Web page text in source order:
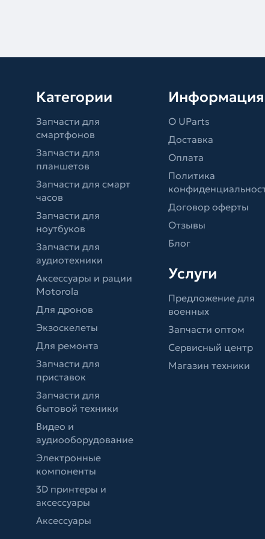
Категории
Запчасти для
смартфонов
Запчасти для
планшетов
Запчасти для смарт
часов
Запчасти для
ноутбуков
Запчасти для
аудиотехники
Аксессуары и рации
Motorola
Для дронов
Экзоскелеты
Для ремонта
Запчасти для
приставок
Запчасти для
бытовой техники
Видео и
аудиооборудование
Электронные
компоненты
3D принтеры и
аксессуары
Аксессуары
Информация
О UParts
Доставка
Оплата
Политика
Договор оферты
Отзывы
Блог
Услуги
Предложение для
военных
Запчасти оптом
Сервисный центр
Магазин техники